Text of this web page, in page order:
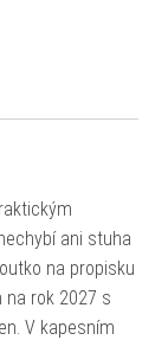
ani stuha
na propisku
na rok 2027 s
V kapesním